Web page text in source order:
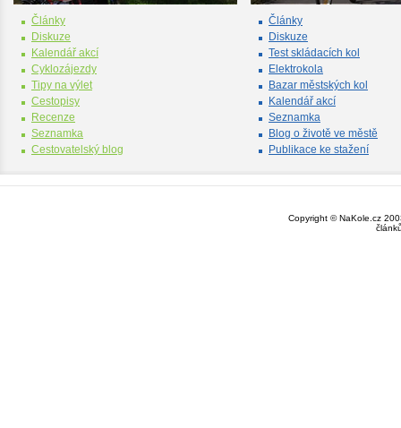
Články
Diskuze
Kalendář akcí
Cyklozájezdy
Tipy na výlet
Cestopisy
Recenze
Seznamka
Cestovatelský blog
Články
Diskuze
Test skládacích kol
Elektrokola
Bazar městských kol
Kalendář akcí
Seznamka
Blog o životě ve městě
Publikace ke stažení
Copyright © NaKole.cz